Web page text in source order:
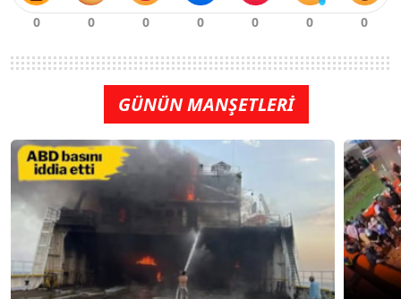
GÜNÜN MANŞETLERİ